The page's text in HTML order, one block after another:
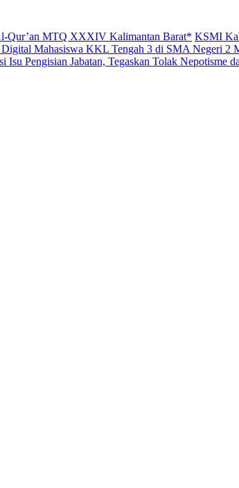
Qur’an MTQ XXXIV Kalimantan Barat* KSMI
Digital Mahasiswa KKL Tengah 3 di SMA Negeri 2
Pengisian Jabatan, Tegaskan Tolak Nepotisme